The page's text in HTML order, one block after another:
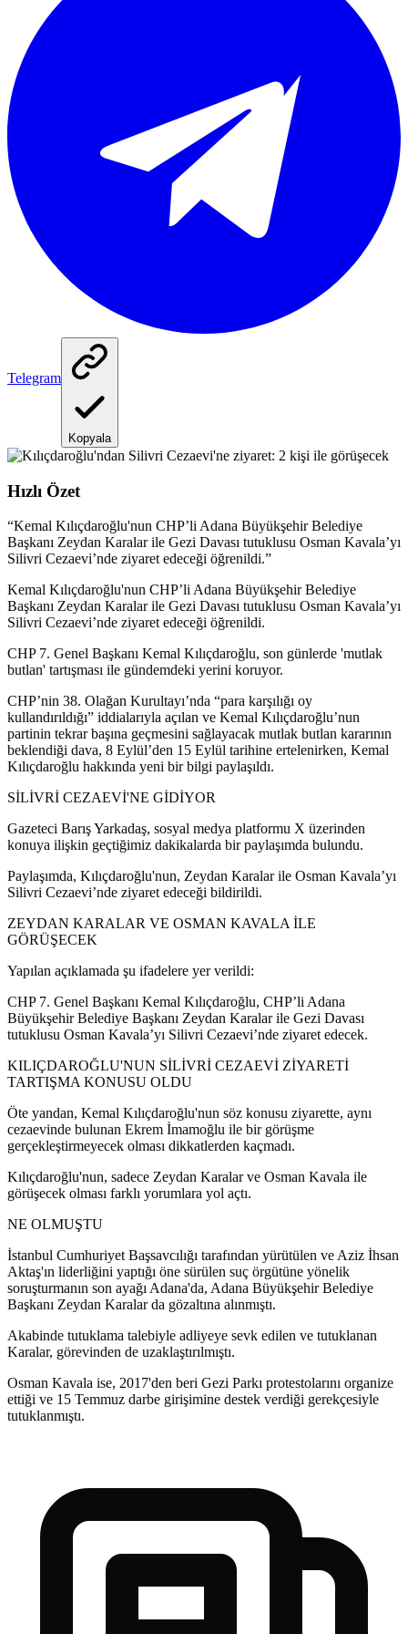
Telegram
Kopyala
Hızlı Özet
“Kemal Kılıçdaroğlu'nun CHP’li Adana Büyükşehir Belediye
Başkanı Zeydan Karalar ile Gezi Davası tutuklusu Osman Kavala’yı
Silivri Cezaevi’nde ziyaret edeceği öğrenildi.”
Kemal Kılıçdaroğlu'nun CHP’li Adana Büyükşehir Belediye
Başkanı Zeydan Karalar ile Gezi Davası tutuklusu Osman Kavala’yı
Silivri Cezaevi’nde ziyaret edeceği öğrenildi.
CHP 7. Genel Başkanı Kemal Kılıçdaroğlu, son günlerde 'mutlak
butlan' tartışması ile gündemdeki yerini koruyor.
CHP’nin 38. Olağan Kurultayı’nda “para karşılığı oy
kullandırıldığı” iddialarıyla açılan ve Kemal Kılıçdaroğlu’nun
partinin tekrar başına geçmesini sağlayacak mutlak butlan kararının
beklendiği dava, 8 Eylül’den 15 Eylül tarihine ertelenirken, Kemal
Kılıçdaroğlu hakkında yeni bir bilgi paylaşıldı.
SİLİVRİ CEZAEVİ'NE GİDİYOR
Gazeteci Barış Yarkadaş, sosyal medya platformu X üzerinden
konuya ilişkin geçtiğimiz dakikalarda bir paylaşımda bulundu.
Paylaşımda, Kılıçdaroğlu'nun, Zeydan Karalar ile Osman Kavala’yı
Silivri Cezaevi’nde ziyaret edeceği bildirildi.
ZEYDAN KARALAR VE OSMAN KAVALA İLE
GÖRÜŞECEK
Yapılan açıklamada şu ifadelere yer verildi:
CHP 7. Genel Başkanı Kemal Kılıçdaroğlu, CHP’li Adana
Büyükşehir Belediye Başkanı Zeydan Karalar ile Gezi Davası
tutuklusu Osman Kavala’yı Silivri Cezaevi’nde ziyaret edecek.
KILIÇDAROĞLU'NUN SİLİVRİ CEZAEVİ ZİYARETİ
TARTIŞMA KONUSU OLDU
Öte yandan, Kemal Kılıçdaroğlu'nun söz konusu ziyarette, aynı
cezaevinde bulunan Ekrem İmamoğlu ile bir görüşme
gerçekleştirmeyecek olması dikkatlerden kaçmadı.
Kılıçdaroğlu'nun, sadece Zeydan Karalar ve Osman Kavala ile
görüşecek olması farklı yorumlara yol açtı.
NE OLMUŞTU
İstanbul Cumhuriyet Başsavcılığı tarafından yürütülen ve Aziz İhsan
Aktaş'ın liderliğini yaptığı öne sürülen suç örgütüne yönelik
soruşturmanın son ayağı Adana'da, Adana Büyükşehir Belediye
Başkanı Zeydan Karalar da gözaltına alınmıştı.
Akabinde tutuklama talebiyle adliyeye sevk edilen ve tutuklanan
Karalar, görevinden de uzaklaştırılmıştı.
Osman Kavala ise, 2017'den beri Gezi Parkı protestolarını organize
ettiği ve 15 Temmuz darbe girişimine destek verdiği gerekçesiyle
tutuklanmıştı.